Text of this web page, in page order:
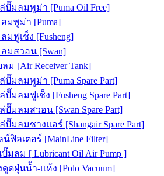
ปั๊มลมพูม่า [Puma Oil Free]
มพูม่า [Puma]
มฟูเช็ง [Fusheng]
มสวอน [Swan]
ลม [Air Receiver Tank]
ปั๊มลมพูม่า [Puma Spare Part]
ปั๊มลมฟูเช็ง [Fusheng Spare Part]
ปั๊มลมสวอน [Swan Spare Part]
ปั๊มลมชางแอร์ [Shangair Spare Part]
น์ฟิลเตอร์ [MainLine Filter]
มลม [ Lubricant Oil Air Pump ]
ดูดฝุ่นน้ำ-แห้ง [Polo Vacuum]